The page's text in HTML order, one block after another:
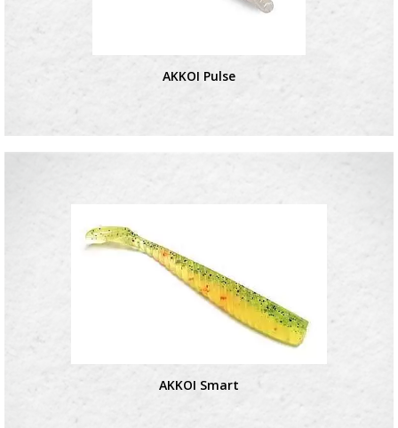
AKKOI Pulse
AKKOI Smart